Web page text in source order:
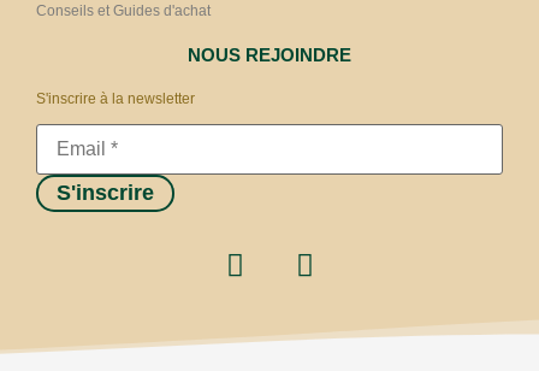
Conseils et Guides d'achat
NOUS REJOINDRE
S'inscrire à la newsletter
S'inscrire